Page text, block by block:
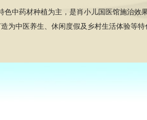
中药材种植为主，是肖小儿国医馆施治效
为中医养生、休闲度假及乡村生活体验等